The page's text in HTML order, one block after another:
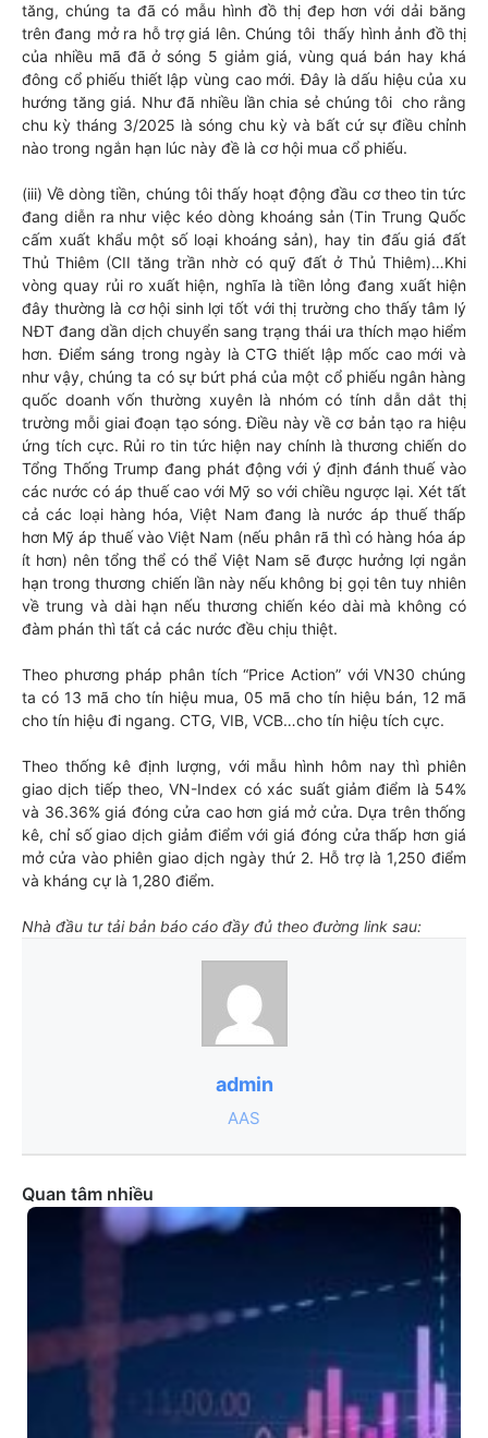
tăng, chúng ta đã có mẫu hình đồ thị đep hơn với dải băng
trên đang mở ra hỗ trợ giá lên. Chúng tôi thấy hình ảnh đồ thị
của nhiều mã đã ở sóng 5 giảm giá, vùng quá bán hay khá
đông cổ phiếu thiết lập vùng cao mới. Đây là dấu hiệu của xu
hướng tăng giá. Như đã nhiều lần chia sẻ chúng tôi cho rằng
chu kỳ tháng 3/2025 là sóng chu kỳ và bất cứ sự điều chỉnh
nào trong ngắn hạn lúc này đề là cơ hội mua cổ phiếu.
(iii) Về dòng tiền, chúng tôi thấy hoạt động đầu cơ theo tin tức
đang diễn ra như việc kéo dòng khoáng sản (Tin Trung Quốc
cấm xuất khẩu một số loại khoáng sản), hay tin đấu giá đất
Thủ Thiêm (CII tăng trần nhờ có quỹ đất ở Thủ Thiêm)…Khi
vòng quay rủi ro xuất hiện, nghĩa là tiền lỏng đang xuất hiện
đây thường là cơ hội sinh lợi tốt với thị trường cho thấy tâm lý
NĐT đang dần dịch chuyển sang trạng thái ưa thích mạo hiểm
hơn. Điểm sáng trong ngày là CTG thiết lập mốc cao mới và
như vậy, chúng ta có sự bứt phá của một cổ phiếu ngân hàng
quốc doanh vốn thường xuyên là nhóm có tính dẫn dắt thị
trường mỗi giai đoạn tạo sóng. Điều này về cơ bản tạo ra hiệu
ứng tích cực. Rủi ro tin tức hiện nay chính là thương chiến do
Tổng Thống Trump đang phát động với ý định đánh thuế vào
các nước có áp thuế cao với Mỹ so với chiều ngược lại. Xét tất
cả các loại hàng hóa, Việt Nam đang là nước áp thuế thấp
hơn Mỹ áp thuế vào Việt Nam (nếu phân rã thì có hàng hóa áp
ít hơn) nên tổng thể có thể Việt Nam sẽ được hưởng lợi ngắn
hạn trong thương chiến lần này nếu không bị gọi tên tuy nhiên
về trung và dài hạn nếu thương chiến kéo dài mà không có
đàm phán thì tất cả các nước đều chịu thiệt.
Theo phương pháp phân tích “Price Action” với VN30 chúng
ta có 13 mã cho tín hiệu mua, 05 mã cho tín hiệu bán, 12 mã
cho tín hiệu đi ngang. CTG, VIB, VCB…cho tín hiệu tích cực.
Theo thống kê định lượng, với mẫu hình hôm nay thì phiên
giao dịch tiếp theo, VN-Index có xác suất giảm điểm là 54%
và 36.36% giá đóng cửa cao hơn giá mở cửa. Dựa trên thống
kê, chỉ số giao dịch giảm điểm với giá đóng cửa thấp hơn giá
mở cửa vào phiên giao dịch ngày thứ 2. Hỗ trợ là 1,250 điểm
và kháng cự là 1,280 điểm.
Nhà đầu tư tải bản báo cáo đầy đủ theo đường link sau:
admin
AAS
Quan tâm nhiều